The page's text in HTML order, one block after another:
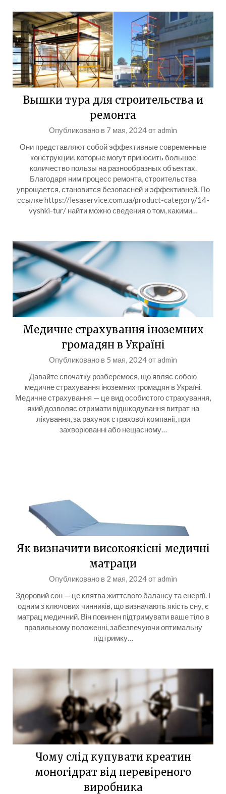
Вышки тура для строительства и
ремонта
Опубликовано в 7 мая, 2024отadmin
Они представляют собой эффективные современные
конструкции, которые могут приносить большое
количество пользы на разнообразных объектах.
Благодаря ним процесс ремонта, строительства
упрощается, становится безопасней и эффективней. По
ссылке https://lesaservice.com.ua/product-category/14-
vyshki-tur/ найти можно сведения о том, какими…
Медичне страхування іноземних
громадян в Україні
Опубликовано в 5 мая, 2024отadmin
Давайте спочатку розберемося, що являє собою
медичне страхування іноземних громадян в Україні.
Медичне страхування — це вид особистого страхування,
який дозволяє отримати відшкодування витрат на
лікування, за рахунок страхової компанії, при
захворюванні або нещасному…
Як визначити високоякісні медичні
матраци
Опубликовано в 2 мая, 2024отadmin
Здоровий сон — це клятва життєвого балансу та енергії. І
одним з ключових чинників, що визначають якість сну, є
матрац медичний. Він повинен підтримувати ваше тіло в
правильному положенні, забезпечуючи оптимальну
підтримку…
Чому слід купувати креатин
моногідрат від перевіреного
виробника